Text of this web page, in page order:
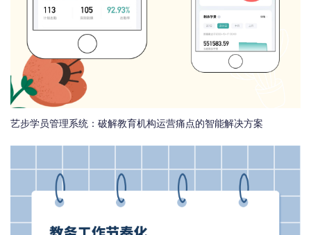
艺步学员管理系统：破解教育机构运营痛点的智能解决方案